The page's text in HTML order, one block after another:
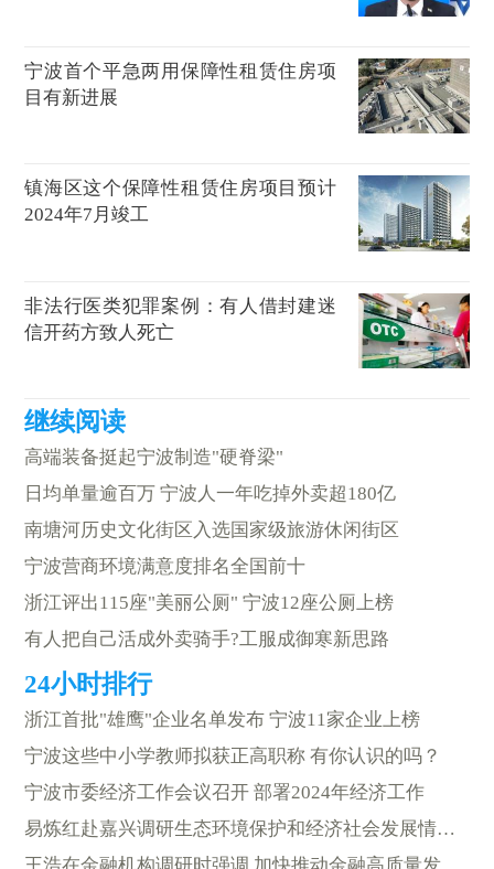
宁波首个平急两用保障性租赁住房项
目有新进展
镇海区这个保障性租赁住房项目预计
2024年7月竣工
非法行医类犯罪案例：有人借封建迷
信开药方致人死亡
高端装备挺起宁波制造"硬脊梁"
日均单量逾百万 宁波人一年吃掉外卖超180亿
南塘河历史文化街区入选国家级旅游休闲街区
宁波营商环境满意度排名全国前十
浙江评出115座"美丽公厕" 宁波12座公厕上榜
有人把自己活成外卖骑手?工服成御寒新思路
浙江首批"雄鹰"企业名单发布 宁波11家企业上榜
宁波这些中小学教师拟获正高职称 有你认识的吗？
宁波市委经济工作会议召开 部署2024年经济工作
易炼红赴嘉兴调研生态环境保护和经济社会发展情况：以科技创新绿色发展生态富民激活新动能塑造新优势 在推动高质量发展上展现更大作为